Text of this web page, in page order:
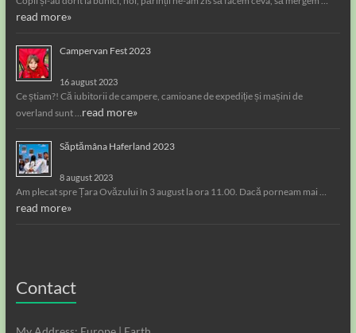
read more»
Campervan Fest 2023
16 august 2023
Ce știam?! Că iubitorii de campere, camioane de expediție și mașini de
overland sunt … read more»
Săptămâna Haferland 2023
8 august 2023
Am plecat spre Țara Ovăzului în 3 august la ora 11.00. Dacă porneam mai …
read more»
Contact